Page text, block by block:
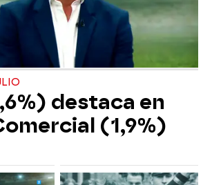
destaca en
(1,9%)